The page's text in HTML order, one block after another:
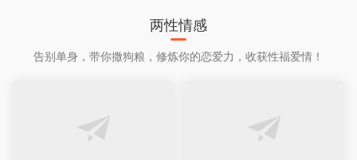
两性情感
告别单身，带你撒狗粮，修炼你的恋爱力，收获性福爱情！